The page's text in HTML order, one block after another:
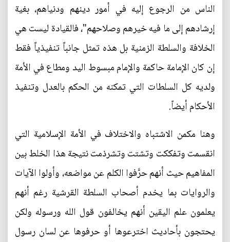
الناس من الرجوع إليه في أمور دينهم ودنياهم، بغية
إرشادهم إلى ما فيه خيرهم وصلاحهم"، فالقيادة ليست هي
الخلافة والسلطة الزمنية بل هذه تمثل جانباً تنفيذياً فقط
إن كان الإمامة حاكمة والإمام مبسوط اليد ومطاع في الأمة
ولديه كل السلطات التي تمكنه من الحكم بالعدل وتنفيذ
الأحكام أيضاً.
وهنا مكمن الاشتباه والاختلاف في الأمة الإسلامية التي
انقسمت وتفككت وتشتت وتشرذمت نتيجة هذا الخلط بين
المفاهيم حيث أنهم حرَّفوا الكلم عن مواضعه، وأولوا الآيات
والروايات بما يخدم أصحاب السلطة القرشية رغم أنهم
يعلمون علم اليقين أنهم يخالفون قول الله ورسوله ولكن
يحتجون بأحاديث اخترعوها أو حرفوها عن لسان رسول